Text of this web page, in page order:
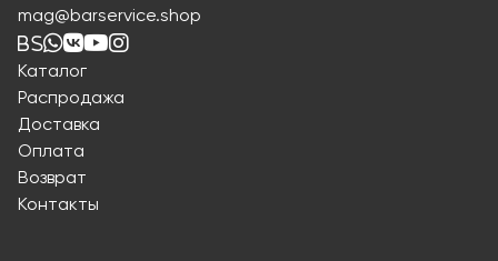
mag@barservice.shop
Каталог
Распродажа
Доставка
Оплата
Возврат
Контакты